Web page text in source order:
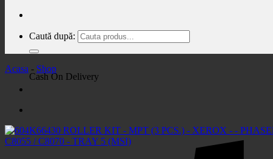
Cash On Delivery
Caută după:
Acasa - Shop